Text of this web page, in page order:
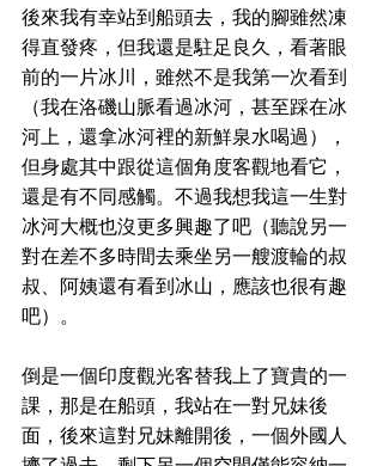
後來我有幸站到船頭去，我的腳雖然凍
得直發疼，但我還是駐足良久，看著眼
前的一片冰川，雖然不是我第一次看到
（我在洛磯山脈看過冰河，甚至踩在冰
河上，還拿冰河裡的新鮮泉水喝過），
但身處其中跟從這個角度客觀地看它，
還是有不同感觸。不過我想我這一生對
冰河大概也沒更多興趣了吧（聽說另一
對在差不多時間去乘坐另一艘渡輪的叔
叔、阿姨還有看到冰山，應該也很有趣
吧）。
倒是一個印度觀光客替我上了寶貴的一
課，那是在船頭，我站在一對兄妹後
面，後來這對兄妹離開後，一個外國人